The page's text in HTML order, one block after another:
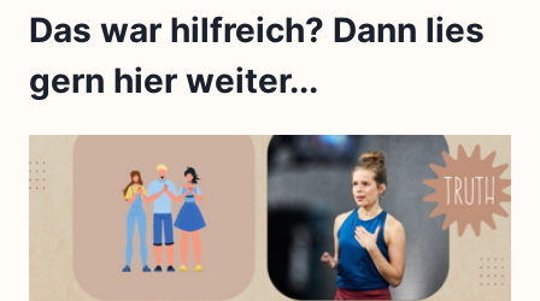
Das war hilfreich? Dann lies
gern hier weiter...